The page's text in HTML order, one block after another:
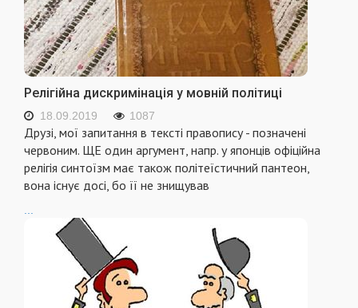
Релігійна дискримінація у мовній політиці
18.09.2019 1087
Друзі, мої запитання в тексті правопису - позначені
червоним. ЩЕ один аргумент, напр. у японців офіційна
релігія синтоїзм має також політеїстичний пантеон,
вона існує досі, бо її не знищував
...